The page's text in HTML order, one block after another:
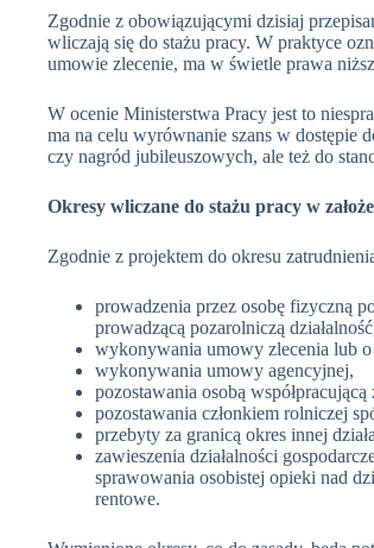
Zgodnie z obowiązującymi dzisiaj
wliczają się do stażu pracy. W praktyce
umowie zlecenie, ma w świetle prawa
W ocenie Ministerstwa Pracy jest to
ma na celu wyrównanie szans w dostępie
czy nagród jubileuszowych, ale też do
Okresy wliczane do stażu pracy w
Zgodnie z projektem do okresu
prowadzenia przez osobę fizyczną
prowadzącą pozarolniczą
wykonywania umowy zlecenia lub o
wykonywania umowy agencyjnej,
pozostawania osobą
pozostawania członkiem rolniczej
przebyty za granicą okres innej
zawieszenia działalności
sprawowania osobistej opieki nad
rentowe.